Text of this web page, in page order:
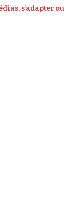
s’adapter ou